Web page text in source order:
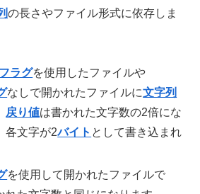
の長さやファイル形式に依存しま
フラグを使用したファイルや
なしで開かれたファイルに文字列
戻り値は書かれた文字数の2倍にな
各文字が2バイト として書き込まれ
を使用して開かれたファイルで